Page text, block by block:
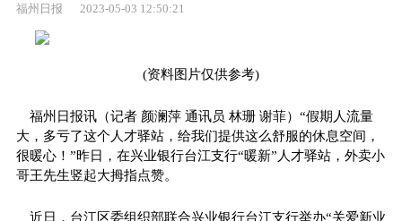
福州日报 2023-05-03 12:50:21
(资料图片仅供参考)
福州日报讯（记者 颜澜萍 通讯员 林珊 谢菲）“假期人流量
大，多亏了这个人才驿站，给我们提供这么舒服的休息空间，
很暖心！”昨日，在兴业银行台江支行“暖新”人才驿站，外卖小
哥王先生竖起大拇指点赞。
近日，台江区委组织部联合兴业银行台江支行举办“关爱新业